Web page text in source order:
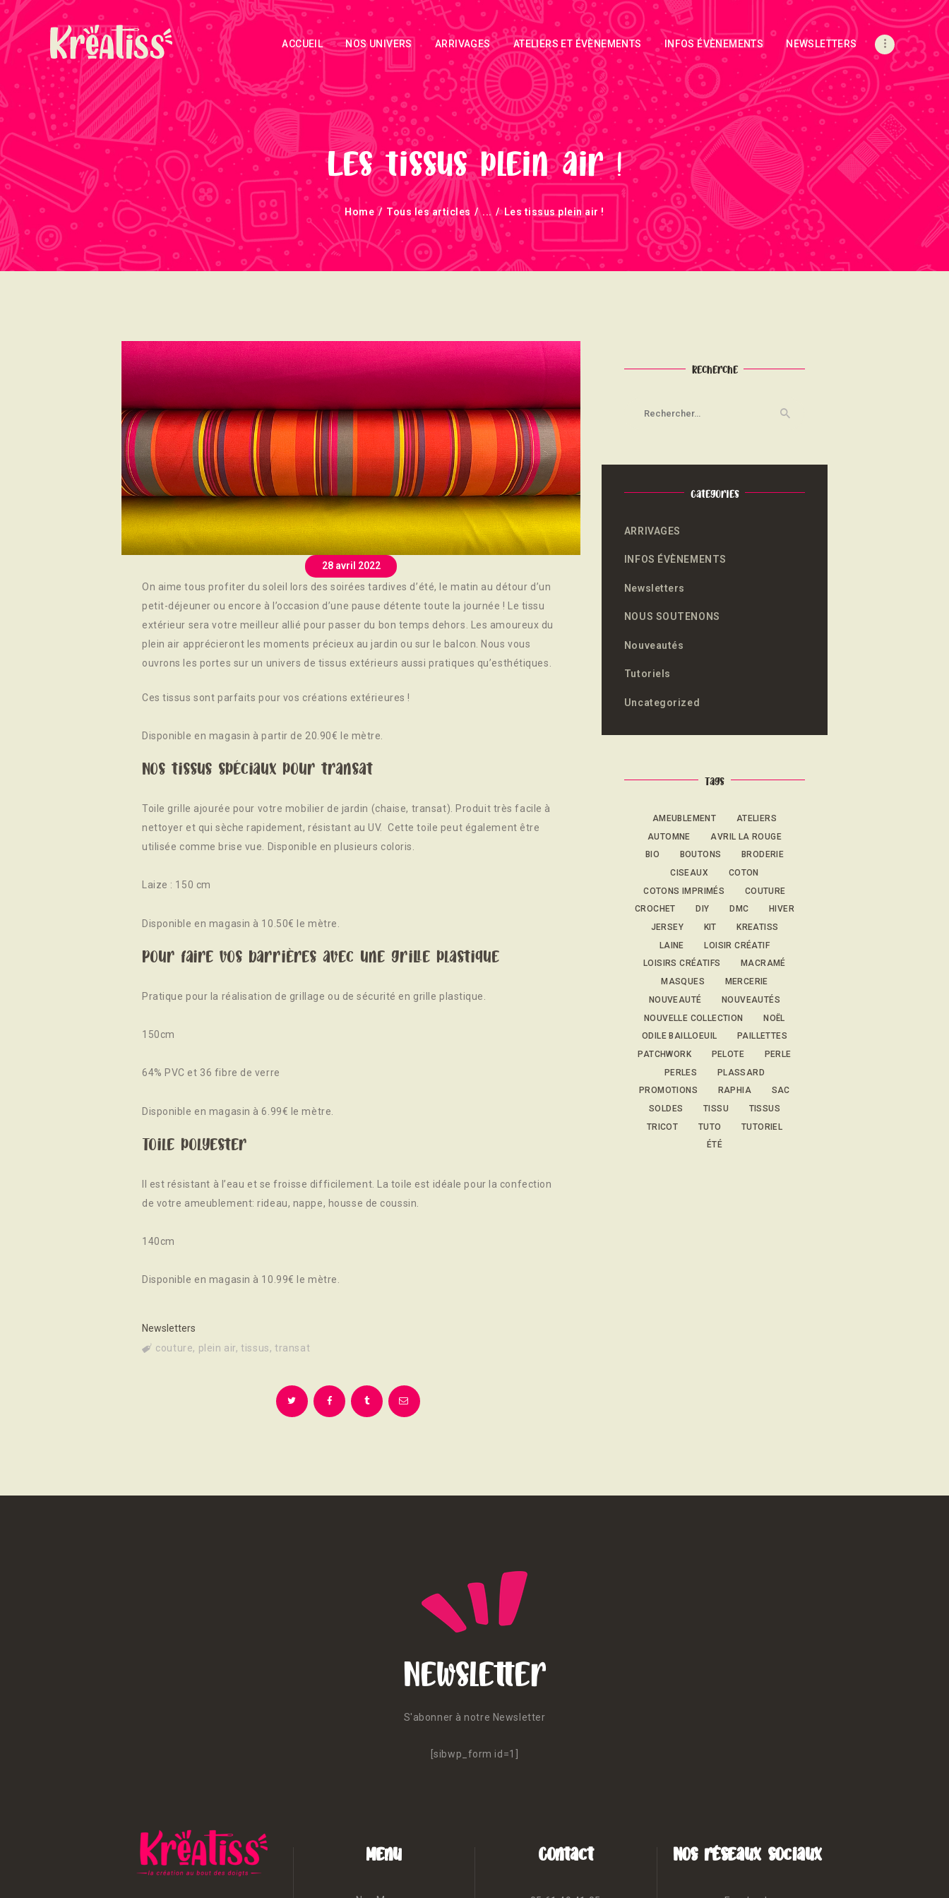
ACCUEIL NOS UNIVERS ARRIVAGES ATELIERS ET ÉVÈNEMENTS INFOS ÉVÈNEMENTS NEWSLETTERS
Les tissus plein air !
Home Tous les articles ... Les tissus plein air !
ACCUEIL
NOS UNIVERS
ARRIVAGES
ATELIERS ET
ÉVÈNEMENTS
INFOS
ÉVÈNEMENTS
NEWSLETTERS
CONTACT
28 avril 2022
On aime tous profiter du soleil lors des soirées tardives d’été, le matin au détour d’un
petit-déjeuner ou encore à l’occasion d’une pause détente toute la journée ! Le tissu
extérieur sera votre meilleur allié pour passer du bon temps dehors. Les amoureux du
plein air apprécieront les moments précieux au jardin ou sur le balcon. Nous vous
ouvrons les portes sur un univers de tissus extérieurs aussi pratiques qu’esthétiques.
Ces tissus sont parfaits pour vos créations extérieures !
Disponible en magasin à partir de 20.90€ le mètre.
Nos tissus spéciaux pour transat
Toile grille ajourée pour votre mobilier de jardin (chaise, transat). Produit très facile à
nettoyer et qui sèche rapidement, résistant au UV. Cette toile peut également être
utilisée comme brise vue. Disponible en plusieurs coloris.
Laize : 150 cm
Disponible en magasin à 10.50€ le mètre.
Pour faire vos barrières avec une grille plastique
Pratique pour la réalisation de grillage ou de sécurité en grille plastique.
150cm
64% PVC et 36 fibre de verre
Disponible en magasin à 6.99€ le mètre.
Toile polyester
Il est résistant à l’eau et se froisse difficilement. La toile est idéale pour la confection
de votre ameublement: rideau, nappe, housse de coussin.
140cm
Disponible en magasin à 10.99€ le mètre.
Newsletters
couture, plein air,tissus,transat
Recherche
Categories
ARRIVAGES
INFOS ÉVÈNEMENTS
Newsletters
NOUS SOUTENONS
Nouveautés
Tutoriels
Uncategorized
Tags
AMEUBLEMENT
ATELIERS
AUTOMNE
AVRIL LA ROUGE
BIO
BOUTONS
BRODERIE
CISEAUX
COTON
COTONS IMPRIMÉS
COUTURE
CROCHET
DIY DMC
HIVER
JERSEY
KIT
KREATISS
LAINE
LOISIR CRÉATIF
LOISIRS CRÉATIFS
MACRAMÉ
MASQUES
MERCERIE
NOUVEAUTÉ
NOUVEAUTÉS
NOUVELLE COLLECTION
NOËL
ODILE BAILLOEUIL
PAILLETTES
PATCHWORK
PELOTE
PERLE
PERLES
PLASSARD
PROMOTIONS
RAPHIA
SAC
SOLDES
TISSU
TISSUS
TRICOT
TUTO
TUTORIEL
ÉTÉ
Newsletter
S'abonner à notre Newsletter
[sibwp_form id=1]
Menu Contact Nos réseaux sociaux